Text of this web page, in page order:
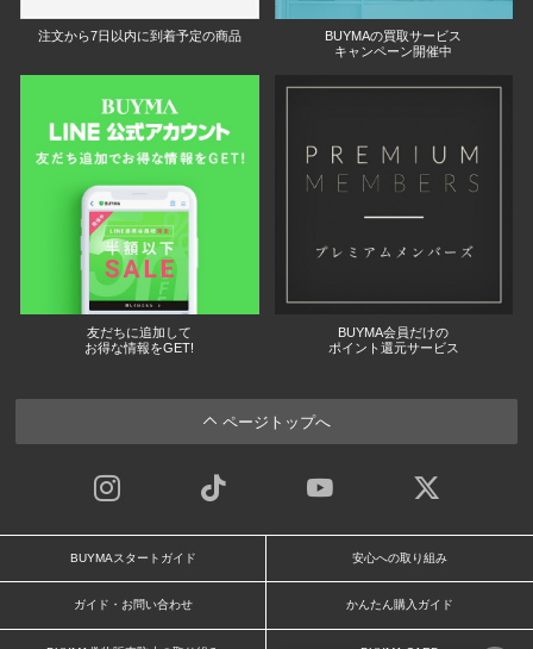
注文から7日以内に到着予定の商品
BUYMAの買取サービス
キャンペーン開催中
友だちに追加して
お得な情報をGET!
BUYMA会員だけの
ポイント還元サービス
ページトップへ
BUYMAスタートガイド 安心への取り組み
ガイド・お問い合わせ かんたん購入ガイド